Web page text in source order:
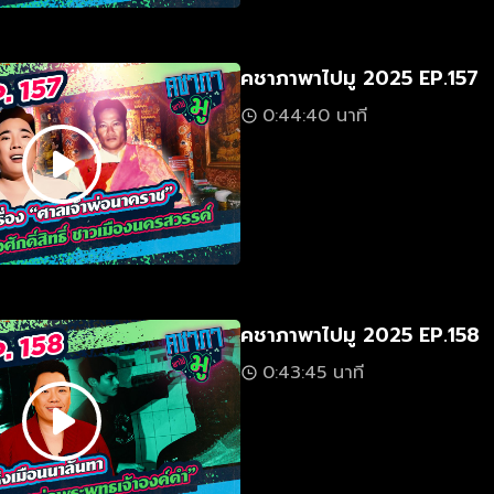
คชาภาพาไปมู 2025 EP.157
0:44:40 นาที
คชาภาพาไปมู 2025 EP.158
0:43:45 นาที